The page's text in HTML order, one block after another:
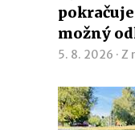
možný
5. 8. 2026 · Z